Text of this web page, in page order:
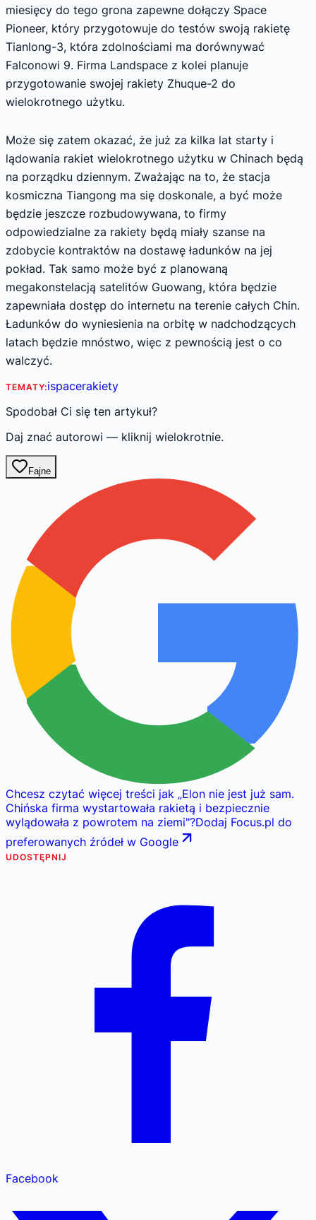
miesięcy do tego grona zapewne dołączy Space
Pioneer, który przygotowuje do testów swoją rakietę
Tianlong-3, która zdolnościami ma dorównywać
Falconowi 9. Firma Landspace z kolei planuje
przygotowanie swojej rakiety Zhuque-2 do
wielokrotnego użytku.
Może się zatem okazać, że już za kilka lat starty i
lądowania rakiet wielokrotnego użytku w Chinach będą
na porządku dziennym. Zważając na to, że stacja
kosmiczna Tiangong ma się doskonale, a być może
będzie jeszcze rozbudowywana, to firmy
odpowiedzialne za rakiety będą miały szanse na
zdobycie kontraktów na dostawę ładunków na jej
pokład. Tak samo może być z planowaną
megakonstelacją satelitów Guowang, która będzie
zapewniała dostęp do internetu na terenie całych Chin.
Ładunków do wyniesienia na orbitę w nadchodzących
latach będzie mnóstwo, więc z pewnością jest o co
walczyć.
TEMATY:ispacerakiety
Spodobał Ci się ten artykuł?
Daj znać autorowi — kliknij wielokrotnie.
Fajne
Chcesz czytać więcej treści jak „Elon nie jest już sam.
Chińska firma wystartowała rakietą i bezpiecznie
wylądowała z powrotem na ziemi"?Dodaj Focus.pl do
preferowanych źródeł w Google
UDOSTĘPNIJ
Facebook